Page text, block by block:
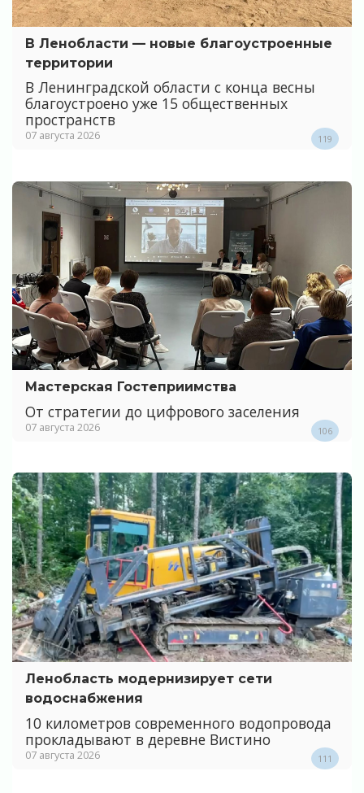
В Ленобласти — новые благоустроенные
территории
В Ленинградской области с конца весны
благоустроено уже 15 общественных
пространств
07 августа 2026 119
Мастерская Гостеприимства
От стратегии до цифрового заселения
07 августа 2026 106
Ленобласть модернизирует сети
водоснабжения
10 километров современного водопровода
прокладывают в деревне Вистино
07 августа 2026 111